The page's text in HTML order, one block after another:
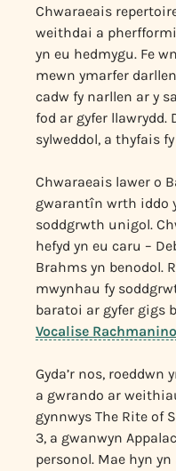
Chwaraeais
weithdai a
yn eu hedmygu. Fe
mewn ymarfer
cadw fy narllen ar y
fod ar gyfer llawrydd.
sylweddol, a thyfais
Chwaraeais lawer o
gwarantîn wrth iddo
soddgrwth unigol.
hefyd yn eu caru –
Brahms yn benodol.
mwynhau fy
baratoi ar gyfer gigs
Vocalise
Gyda’r nos, roeddwn
a gwrando ar
gynnwys The Rite of
3, a gwanwyn
personol. Mae hyn